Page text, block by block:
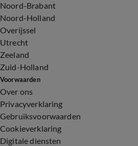
Noord-Brabant
Noord-Holland
Overijssel
Utrecht
Zeeland
Zuid-Holland
Voorwaarden
Over ons
Privacyverklaring
Gebruiksvoorwaarden
Cookieverklaring
Digitale diensten